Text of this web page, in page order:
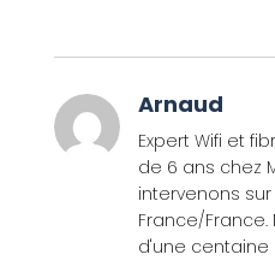
Arnaud
Expert Wifi et
de 6 ans chez
intervenons
France/France.
d'une centaine